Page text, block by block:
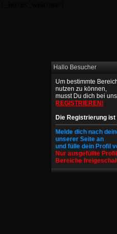
Hallo Besucher
Um bestimmte
nutzen zu können,
musst Du dich bei uns
REGISTRIEREN!
Die Registrierung
Melde dich nach
unserer Seite an
und fülle dein Profil
Nur ausgefüllte
Bereiche